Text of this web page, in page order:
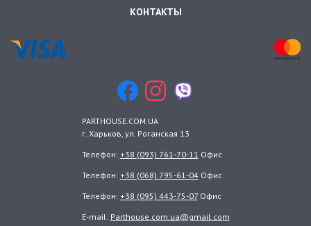
КОНТАКТЫ
PARTHOUSE.COM.UA
г. Харьков, ул. Роганская 13
Телефон: +38 (093) 761-70-11 Офис
Телефон: +38 (068) 795-61-04Офис
Телефон: +38 (095) 443-75-07Офис
E-mail: Parthouse.com.ua@gmail.com